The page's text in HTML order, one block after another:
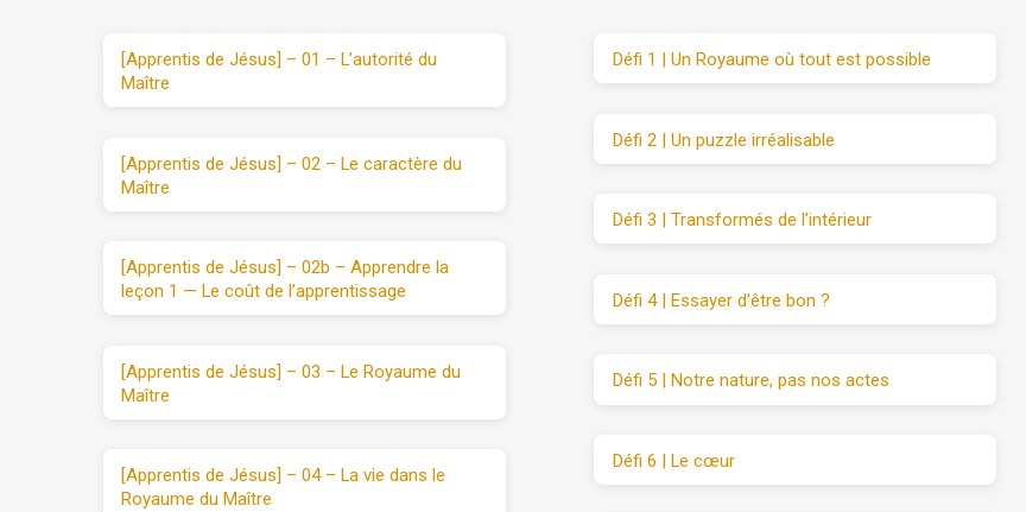
[Apprentis de Jésus] – 01 – L’autorité du
Maître
[Apprentis de Jésus] – 02 – Le caractère du
Maître
[Apprentis de Jésus] – 02b – Apprendre la
leçon 1 — Le coût de l’apprentissage
[Apprentis de Jésus] – 03 – Le Royaume du
Maître
[Apprentis de Jésus] – 04 – La vie dans le
Royaume du Maître
Défi 1 | Un Royaume où tout est possible
Défi 2 | Un puzzle irréalisable
Défi 3 | Transformés de l’intérieur
Défi 4 | Essayer d’être bon ?
Défi 5 | Notre nature, pas nos actes
Défi 6 | Le cœur